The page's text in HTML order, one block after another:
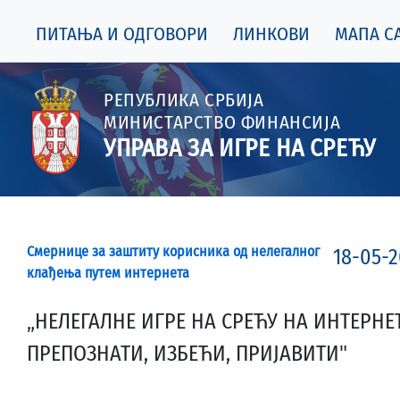
ПИТАЊА И ОДГОВОРИ ЛИНКОВИ МАПА
РЕПУБЛИКА СРБИЈА
МИНИСТАРСТВО ФИНАНСИЈА
УПРАВА ЗА ИГРЕ НА СРЕЋУ
Смернице за заштиту корисника од нелегалног
клађења путем интернета
18-05-
„НЕЛЕГАЛНЕ ИГРЕ НА СРЕЋУ НА
ПРЕПОЗНАТИ, ИЗБЕЋИ, ПРИЈАВИТИ"